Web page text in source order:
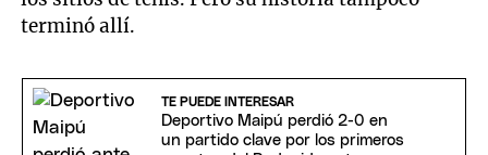
terminó allí.
TE PUEDE INTERESAR
Deportivo Maipú perdió 2-0 en
un partido clave por los primeros